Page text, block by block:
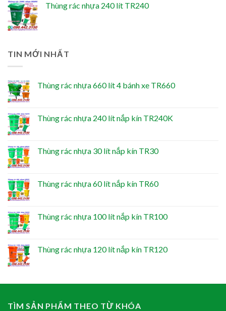
Thùng rác nhựa 240 lít TR240
TIN MỚI NHẤT
Thùng rác nhựa 660 lít 4 bánh xe TR660
Thùng rác nhựa 240 lít nắp kín TR240K
Thùng rác nhựa 30 lít nắp kín TR30
Thùng rác nhựa 60 lít nắp kín TR60
Thùng rác nhựa 100 lít nắp kín TR100
Thùng rác nhựa 120 lít nắp kín TR120
TÌM SẢN PHẨM THEO TỪ KHÓA